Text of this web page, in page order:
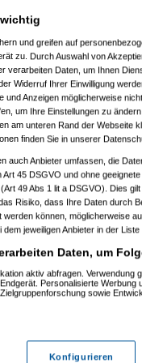
Men in Black um £12.33
Re(16): Men in Black um
Re(17): Men in Black um
Re(18): Men in Black
Re(19): Men in Black
Re(20): Men in
Re(21): Men in
Re(22): Men
Re(23):
am 15.05.2008, 18:06:08)
(ducducam 15.05.2008,
am 15.05.2008,
schon? (ducduc am
schon?(hackenbusham
schon?(ducduc am
ihr schon?
ducducam
und greifen auf
zu. Durch Auswahl von
verarbeiten Daten, um Ihnen
Widerruf Ihrer Einwilligung
und Anzeigen möglicherweise
um Ihre Einstellungen zu
am unteren Rand der Webseite
finden Sie in unserer
auch Anbieter umfassen, die
45 DSGVO und ohne
49 Abs 1 lit a DSGVO). Dies
Risiko, dass Ihre Daten durch
können, möglicherweise
jeweiligen Anbieter in der
Daten, um
aktiv abfragen. Verwendung
Personalisierte Werbung
sowie
Konfigurieren